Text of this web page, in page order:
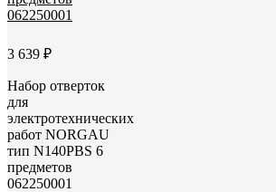
3 639 ₽
Набор отверток
для
электротехнических
работ NORGAU
тип N140PBS 6
предметов
062250001